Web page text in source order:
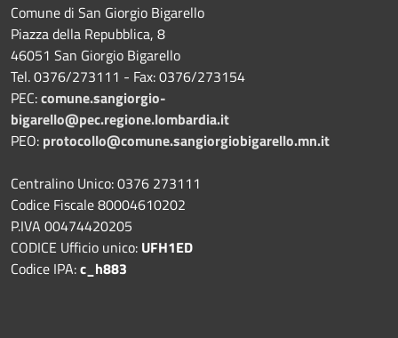
Comune di San Giorgio Bigarello
Piazza della Repubblica, 8
46051 San Giorgio Bigarello
Tel. 0376/273111 - Fax: 0376/273154
PEC:comune.sangiorgio-
bigarello@pec.regione.lombardia.it
PEO: protocollo@comune.sangiorgiobigarello.mn.it
Centralino Unico: 0376 273111
Codice Fiscale 80004610202
P.IVA 00474420205
CODICE Ufficio unico: UFH1ED
Codice IPA:c_h883